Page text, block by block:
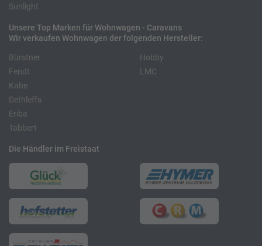
Sunlight
Unsere Top Marken für Wohnwagen - Caravans
Wir verkaufen Wohnwagen der folgenden Hersteller:
Bürstner
Fendt
Kabe
Hobby
LMC
Dethleffs
Eriba
Tabbert
Die Händler im Freistaat